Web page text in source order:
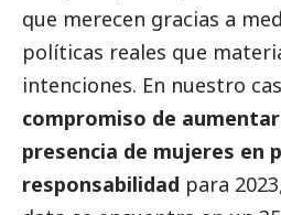
que merecen gracias a
políticas reales que
intenciones. En nuestro
compromiso de aumentar
presencia de mujeres en
responsabilidad para